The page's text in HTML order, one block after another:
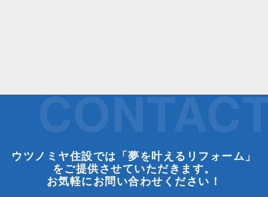
ウツノミヤ住設では「夢を叶えるリフォーム」
をご提供させていただきます。
お気軽にお問い合わせください！